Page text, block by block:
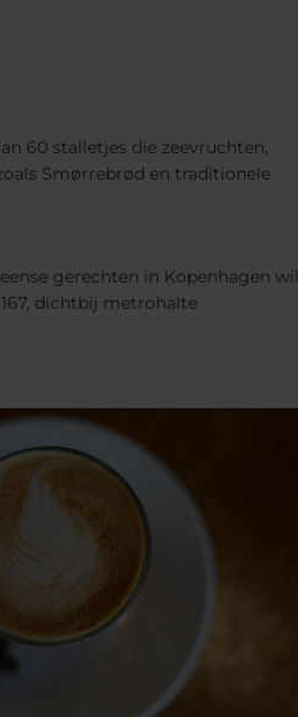
60 stalletjes die zeevruchten,
Smørrebrød en traditionele
gerechten in Kopenhagen wil
dichtbij metrohalte